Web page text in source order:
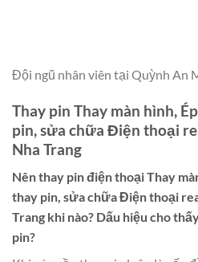
Đội ngũ nhân viên tại Quỳnh An
Thay pin Thay màn hình,
pin, sửa chữa Điện thoại
Nha Trang
Nên thay pin điện thoạiThay
thay pin, sửa chữa Điện thoại
Trang khi nào? Dấu hiệu cho
pin?